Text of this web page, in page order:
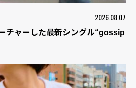
2026.08.07
チャーした最新シングル“gossip